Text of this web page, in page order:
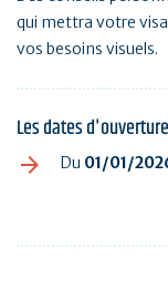
qui mettra votre
vos besoins visuels.
Les dates d'ouverture
Du 01/01/